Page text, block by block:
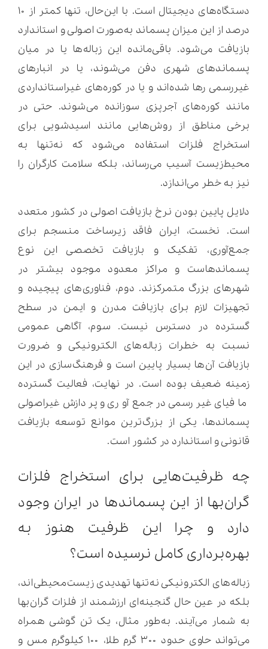
دستگاه‌های دیجیتال است. با این‌حال، تنها کمتر از ۱۰
درصد از این میزان پسماند به‌صورت اصولی و استاندارد
بازیافت می‌شود. باقی‌مانده این زباله‌ها یا در میان
پسماندهای شهری دفن می‌شوند، یا در انبارهای
غیررسمی رها شده‌اند و یا در کوره‌های غیراستانداردی
مانند کوره‌های آجرپزی سوزانده می‌شوند. حتی در
برخی مناطق از روش‌هایی مانند اسیدشویی برای
استخراج فلزات استفاده می‌شود که نه‌تنها به
محیط‌زیست آسیب می‌رساند، بلکه سلامت کارگران را
نیز به خطر می‌اندازد.
دلایل پایین بودن نرخ بازیافت اصولی در کشور متعدد
است. نخست، ایران فاقد زیرساخت منسجم برای
جمع‌آوری، تفکیک و بازیافت تخصصی این نوع
پسماندهاست و مراکز معدود موجود بیشتر در
شهرهای بزرگ متمرکزند. دوم، فناوری‌های پیچیده و
تجهیزات لازم برای بازیافت مدرن و ایمن در سطح
گسترده در دسترس نیست. سوم، آگاهی عمومی
نسبت به خطرات زباله‌های الکترونیکی و ضرورت
بازیافت آن‌ها بسیار پایین است و فرهنگ‌سازی در این
زمینه ضعیف بوده است. در نهایت، فعالیت گسترده
مافیای غیررسمی در جمع‌آوری و پردازش غیراصولی
پسماندها، یکی از بزرگ‌ترین موانع توسعه بازیافت
قانونی و استاندارد در کشور است.
چه ظرفیت‌هایی برای استخراج فلزات
گران‌بها از این پسماندها در ایران وجود
دارد و چرا این ظرفیت هنوز به
بهره‌برداری کامل نرسیده است؟
زباله‌های الکترونیکی نه‌تنها تهدیدی زیست‌محیطی‌اند،
بلکه در عین حال گنجینه‌ای ارزشمند از فلزات گران‌بها
به شمار می‌آیند. به‌طور مثال، یک تن گوشی همراه
می‌تواند حاوی حدود ۳۰۰ گرم طلا، ۱۰۰ کیلوگرم مس و